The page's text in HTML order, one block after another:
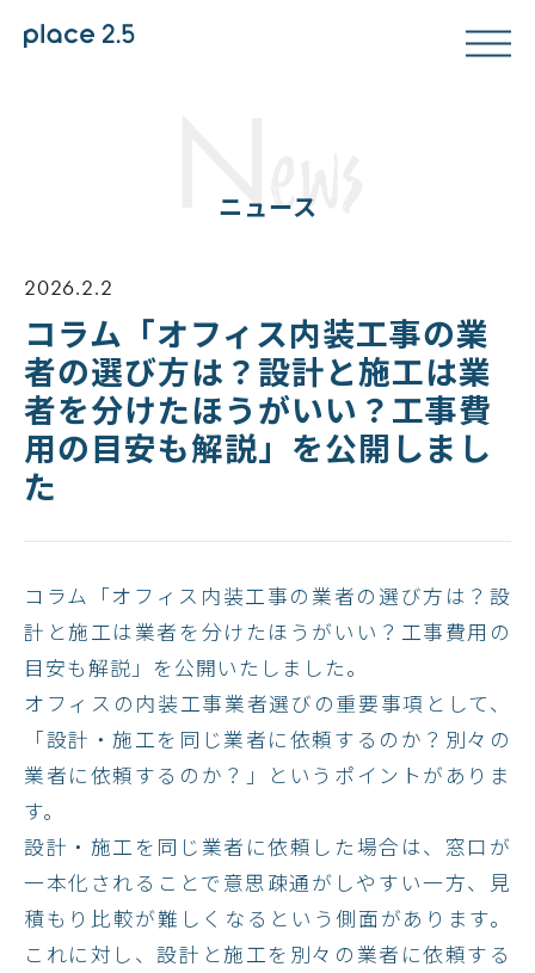
News
ニュース
2026.2.2
コラム「オフィス内装工事の業
者の選び方は？設計と施工は業
者を分けたほうがいい？工事費
用の目安も解説」を公開しまし
た
コラム「オフィス内装工事の業者の選び方は？設
計と施工は業者を分けたほうがいい？工事費用の
目安も解説」を公開いたしました。
オフィスの内装工事業者選びの重要事項として、
「設計・施工を同じ業者に依頼するのか？別々の
業者に依頼するのか？」というポイントがありま
す。
設計・施工を同じ業者に依頼した場合は、窓口が
一本化されることで意思疎通がしやすい一方、見
積もり比較が難しくなるという側面があります。
これに対し、設計と施工を別々の業者に依頼する